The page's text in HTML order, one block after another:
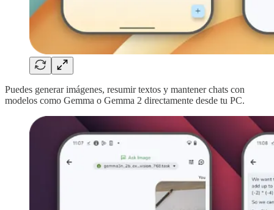
Puedes generar imágenes, resumir textos y mantener chats con
modelos como Gemma o Gemma 2 directamente desde tu PC.